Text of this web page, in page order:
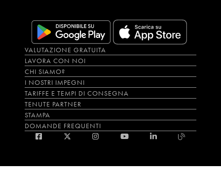
VALUTAZIONE GRATUITA
LAVORA CON NOI
CHI SIAMO?
I NOSTRI IMPEGNI
TARIFFE E TEMPI DI CONSEGNA
TENUTE PARTNER
STAMPA
DOMANDE FREQUENTI